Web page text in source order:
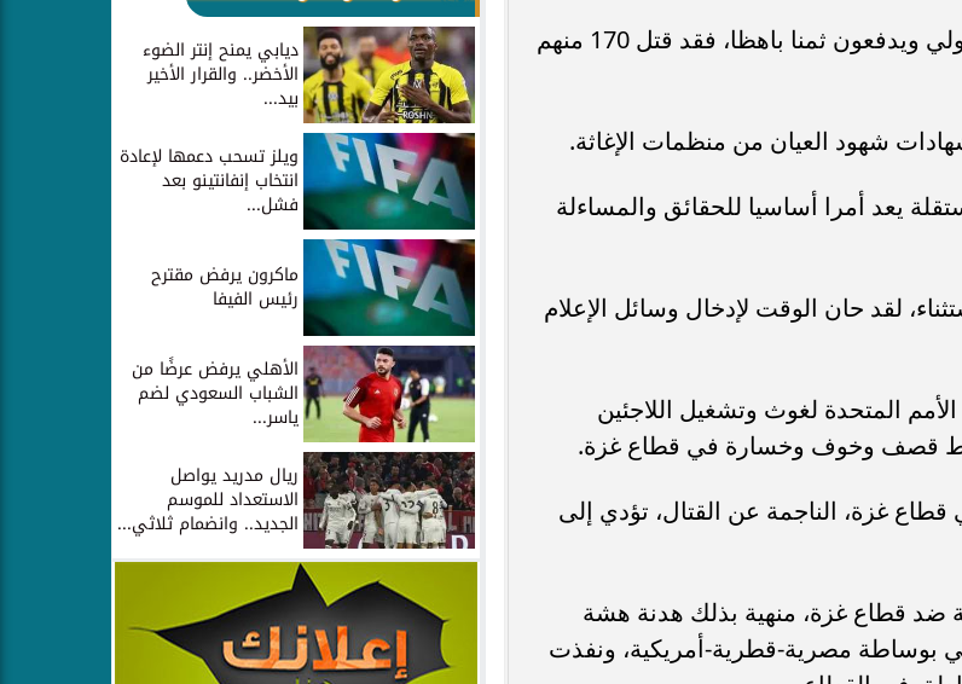
وأضاف "يواصل الصحفيون الفلسطينيون عملهم البطولي ويدفعون ثمنا باهظا، فقد قتل 170 منهم
شهود العيان من منظمات الإغاثة.
يعد أمرا أساسيا للحقائق والمساءلة
لقد حان الوقت لإدخال وسائل الإعلام
المتحدة لغوث وتشغيل اللاجئين
قطاع غزة، الناجمة عن القتال، تؤدي إلى
ضد قطاع غزة، منهية بذلك هدنة هشة
بوساطة مصرية-قطرية-أمريكية، ونفذت
ديابي يمنح إنتر الضوء
الأخضر.. والقرار الأخير
بيد...
ويلز تسحب دعمها لإعادة
انتخاب إنفانتينو بعد
فشل...
ماكرون يرفض مقترح
رئيس الفيفا
الأهلي يرفض عرضًا من
الشباب السعودي لضم
ياسر...
ريال مدريد يواصل
الاستعداد للموسم
الجديد.. وانضمام ثلاثي...